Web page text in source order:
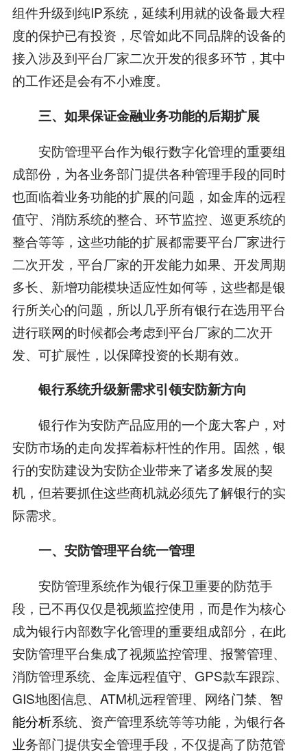
组件升级到纯IP系统，延续利用就的设备最大程
度的保护已有投资，尽管如此不同品牌的设备的
接入涉及到平台厂家二次开发的很多环节，其中
的工作还是会有不小难度。
三、如果保证金融业务功能的后期扩展
安防管理平台作为银行数字化管理的重要组
成部份，为各业务部门提供各种管理手段的同时
也面临着业务功能的扩展的问题，如金库的远程
值守、消防系统的整合、环节监控、巡更系统的
整合等等，这些功能的扩展都需要平台厂家进行
二次开发，平台厂家的开发能力如果、开发周期
多长、新增功能模块适应性如何等，这些都是银
行所关心的问题，所以几乎所有银行在选用平台
进行联网的时候都会考虑到平台厂家的二次开
发、可扩展性，以保障投资的长期有效。
银行系统升级新需求引领安防新方向
银行作为安防产品应用的一个庞大客户，对
安防市场的走向发挥着标杆性的作用。固然，银
行的安防建设为安防企业带来了诸多发展的契
机，但若要抓住这些商机就必须先了解银行的实
际需求。
一、安防管理平台统一管理
安防管理系统作为银行保卫重要的防范手
段，已不再仅仅是视频监控使用，而是作为核心
成为银行内部数字化管理的重要组成部分，在此
安防管理平台集成了视频监控管理、报警管理、
消防管理系统、金库远程值守、GPS款车跟踪、
GIS地图信息、ATM机远程管理、网络门禁、 智
能分析系统、资产管理系统等等功能，为银行各
业务部门提供安全管理手段，不仅提高了防范管